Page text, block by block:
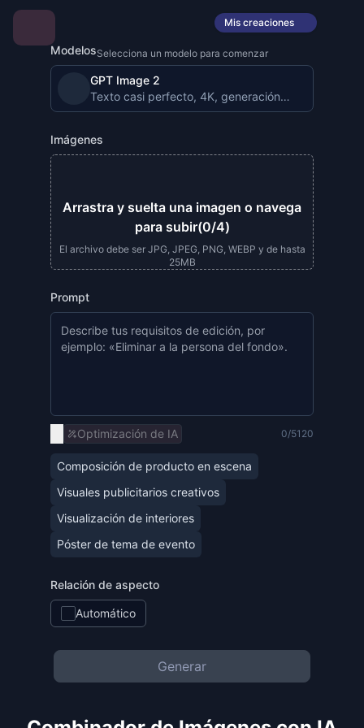
Mis creaciones
ModelosSelecciona un modelo para comenzar
GPT Image 2
Texto casi perfecto, 4K, generación de imágenes
Imágenes
Arrastra y suelta una imagen o navega
para subir(0/4)
El archivo debe ser JPG, JPEG, PNG, WEBP y de hasta
25MB
Prompt
Optimización de IA 0/5120
Composición de producto en escena
Visuales publicitarios creativos
Visualización de interiores
Póster de tema de evento
Relación de aspecto
Automático
Generar